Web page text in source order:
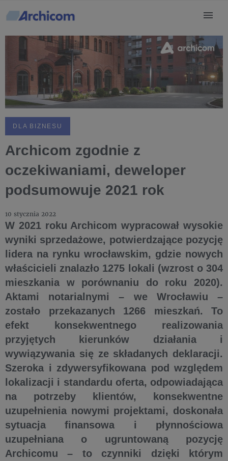
DLA BIZNESU
Archicom zgodnie z
oczekiwaniami, deweloper
podsumowuje 2021 rok
10 stycznia 2022
W 2021 roku Archicom wypracował wysokie
wyniki sprzedażowe, potwierdzające pozycję
lidera na rynku wrocławskim, gdzie nowych
właścicieli znalazło 1275 lokali (wzrost o 304
mieszkania w porównaniu do roku 2020).
Aktami notarialnymi – we Wrocławiu –
zostało przekazanych 1266 mieszkań. To
efekt konsekwentnego realizowania
przyjętych kierunków działania i
wywiązywania się ze składanych deklaracji.
Szeroka i zdywersyfikowana pod względem
lokalizacji i standardu oferta, odpowiadająca
na potrzeby klientów, konsekwentne
uzupełnienia nowymi projektami, doskonała
sytuacja finansowa i płynnościowa
uzupełniana o ugruntowaną pozycję
Archicomu – to czynniki dzięki którym